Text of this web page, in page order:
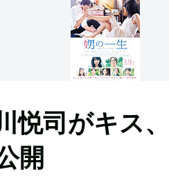
悦司がキス
開